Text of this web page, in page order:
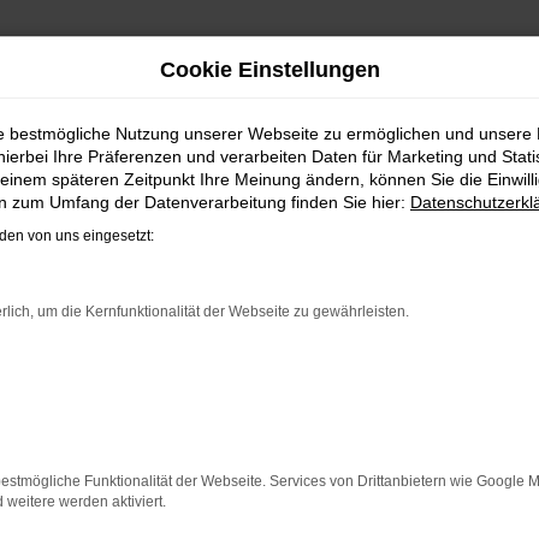
|
ID.7 EU-NEUWAGEN FÜR
Fahrten durch Osnabrück auf dem neuesten Stand
allem in der aktuellen Generation in den
kaufen, profitieren Sie gleich mehrfach. So bieten wir
sichern Sie sich bei jedem Kauf einen Rabatt bzw.
zu haben und entsprechend zu 100 Prozent Ihren
paar Tipps, die dir helfen können:
Cookie Einstellungen
bestmögliche Nutzung unserer Webseite zu ermöglichen und unsere
Ihre Präferenzen und verarbeiten Daten für Marketing und
späteren Zeitpunkt Ihre Meinung ändern, können Sie die
zum Umfang der Datenverarbeitung finden Sie hier:
von uns eingesetzt:
um die Kernfunktionalität der Webseite zu gewährleisten.
Funktionalität der Webseite. Services von Drittanbietern wie Google
weitere werden aktiviert.